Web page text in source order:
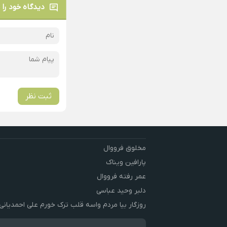
دیدگاه خود را
ثبت نظر
مخلوق فرووال
پارافین ویناک
عمر رفته فرووال
دلبر وحید عباسی
روزگار بیا مردم واسه قلب ترک خورم علی احمدیانی